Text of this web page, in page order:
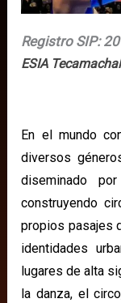
Registro SIP:
ESIA
En el mundo
diversos
diseminado
construyendo
propios pasajes
identidades
lugares de alta
la danza, el